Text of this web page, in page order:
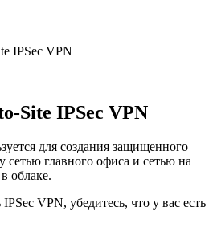
IPSec VPN
Site IPSec VPN
для создания защищенного
главного офиса и сетью на
облаке.
VPN, убедитесь, что у вас есть